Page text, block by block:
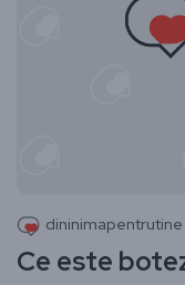
dininimapentrutine
Ce este